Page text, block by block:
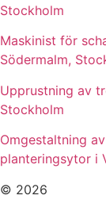
Stockholm
Maskinist för
Södermalm,
Upprustning av
Stockholm
Omgestaltning
planteringsytor i
© 2026